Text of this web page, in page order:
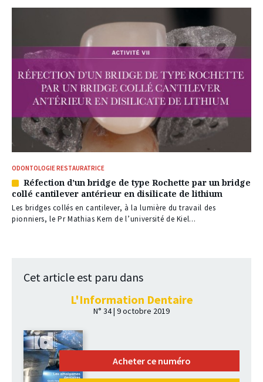
ODONTOLOGIE RESTAURATRICE
Article
réservé
à
nos
Réfection d’un bridge de type Rochette par un bridge
collé cantilever antérieur en disilicate de lithium
Les bridges collés en cantilever, à la lumière du travail des
pionniers, le Pr Mathias Kern de l’université de Kiel...
Cet article est paru dans
L'Information Dentaire
N° 34 | 9 octobre 2019
Acheter ce numéro